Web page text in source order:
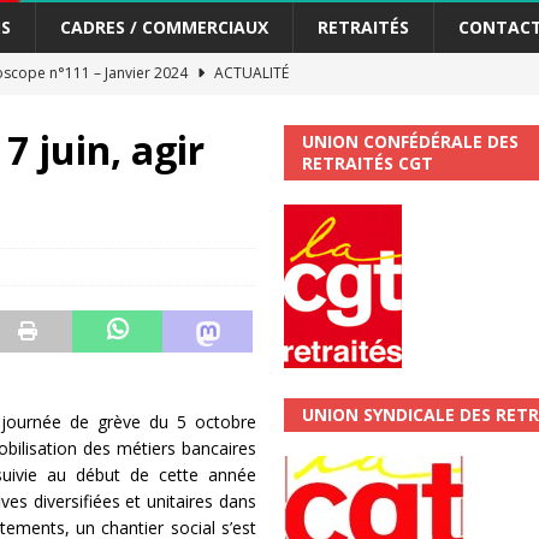
CADRES / COMMERCIAUX RETRAITÉS
syndicat de la Banque Postale
ACTUALITÉ
Gardons la main sur nos congés !
ACTUALITÉ
CGT vous informe
et…. des augmentations pour les salariéS !!!
de développement de la Direction Commerciale DDCE/Télévente :
Sociales et Culturelles : Un droit, pas un cadeau !
SECTEUR
n°126
AUTRES TRACTS
7 juin, agir
de grève du 5 octobre
des métiers bancaires
au début de cette année
diversifiées et unitaires dans
un chantier social s’est
UNION CONFÉDÉRALE DES
RETRAITÉS CGT
UNION SYNDICALE DES